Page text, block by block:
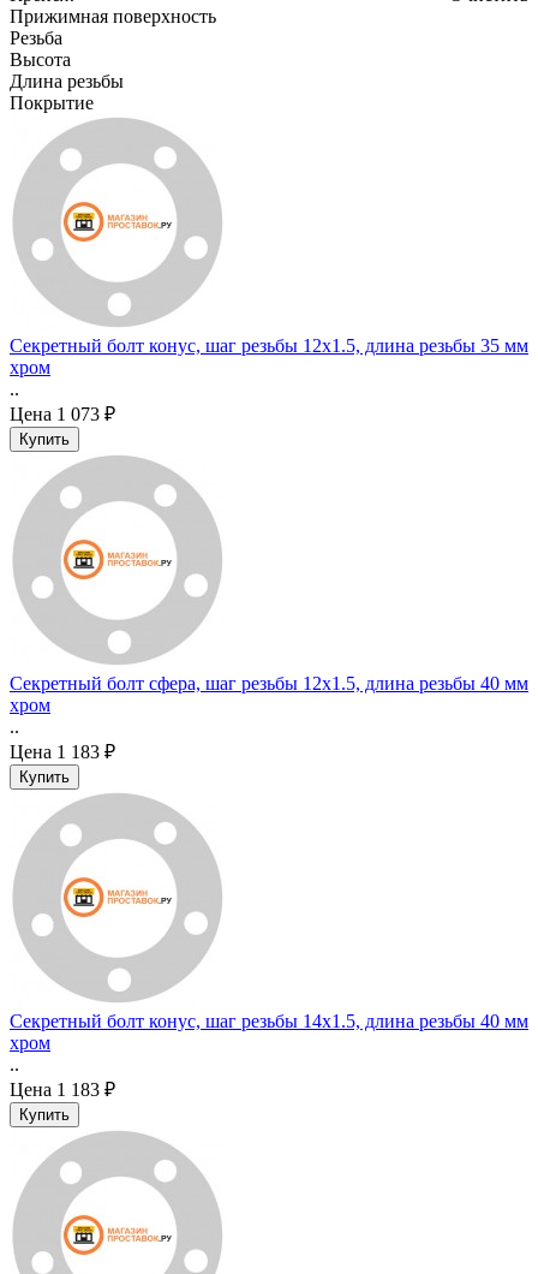
Прижимная поверхность
Резьба
Высота
Длина резьбы
Покрытие
Секретный болт конус, шаг резьбы 12x1.5, длина резьбы 35 мм
хром
..
Цена 1 073 ₽
Секретный болт сфера, шаг резьбы 12x1.5, длина резьбы 40 мм
хром
..
Цена 1 183 ₽
Секретный болт конус, шаг резьбы 14x1.5, длина резьбы 40 мм
хром
..
Цена 1 183 ₽